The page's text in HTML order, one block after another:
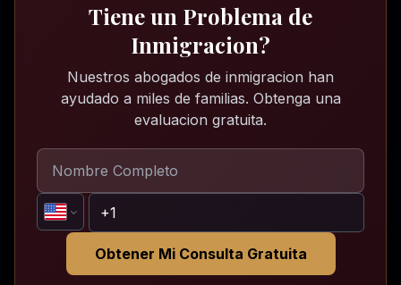
Tiene un Problema de
Inmigracion?
Nuestros abogados de inmigracion han
ayudado a miles de familias. Obtenga una
evaluacion gratuita.
Obtener Mi Consulta Gratuita